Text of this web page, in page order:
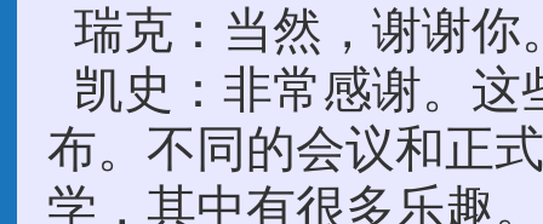
瑞克：当然，谢谢你
凯史：非常感谢。这些图片未来将在网站上公布。不同的会议和正式会议。我们开始用灵魂来教学，其中有很多乐趣。很多人已经开始寻找，想知道如何以及在哪里可以找到，并且他们开始测试他们自己的…我们所说的，他们自己的强度，他们自己的潜力，并且理解得越来越多，这样，把受到的教育变成他们内在的知识，他们就可以实现它。并且…一些人正在努力进一步了解他们自身、肉体和灵魂以及它们的结构的运作方式。我们看到的，以及过去在其他地方看到的，就是，你们中的一些人会开始看到，你的身体的场体与其他人互动。你会看到，开始互动去控制你自己身体的维度。你可以用这些教学来控制很多东西，但是，这需要对肉体有很多理解，当我坐在这里与本杰明和其他人聊天的时候，在这个区域，有很多东西。这里似乎有，这是一种，巨大的需要……需求或…重新定义物理界的很多东西。作为一个物理学家，作为某些世界上知道一点原子核结构的人，我认为这是我们作为科学家的责任，去打开这书本，重新定义很多东西。我所说的这个“知识”把我们带到这里，可以带到正确的道路上。有一件事是，我看到很多人都对等离子体产生疑问，当你对等离子体有问题时，你无法控制它，你不能理解它，然后你就不能理解它的运作。它需要很多……很多……知识的更深入的披露。像我们这样的科学家必须能够在著作里正确的解释它。但是谬论根深蒂固，很难改变。如果你回到前几天的教学，几个星期前，上周，我们以鱼为例来解释这种情况，那如同很多细胞共同聚集在一起，他们产生了人的灵魂，而我们第一次明白，当一群…鸟类，或鱼群。它们来到同样的点。他们不再是他们的肉体了，是他们灵魂的联合体，创造了一个新的维度，这里变成其他物种或鱼群的中心，…去作出反应。他它们不需要和任何东西说话。一瞬间，恐惧被一条鱼感觉到，例如，有一条鲸鱼，然后它直接传送到中心灵魂，于是每个个体都能感觉到它。这就是它的工作原理。所以，如果你理解了这个，并且你理解，这也是你的灵魂的运作方式，然后你可以看到任何一点的情感，反映了与其他身体组织的互动。但是我们错过了一些东西，也许我们必须更深入研究，它的下一阶段。看看人类的身与心是怎样的。看看其智力，偏离，再偏离是如何产生的。我们称之为“鱼群”，我们称之为“鸟群”。在人类种族中，我们把它叫做一个“城市”，一个村庄,一个小镇。这是同样的过程，当我们把这么多灵魂聚集在一起时，那么多的灵魂在城市、村庄以及不管甚么有限的空间里，我们做着和鱼一样的事情，如同鱼群或鸟群。所以，这就是为什么我们看到以不同的方式进化和发展的原因。我们知道，现在我们更加理解，为什么每个城市，城镇或村庄的居民都有一种特殊的气质，因为现在它们和鸟群，鱼群是一样的。一种情绪，一种行为，反映在灵魂中，因为我们住在不同的房子不同的房间里，也许隔两条街，10条街，这没什么区别，我们创造了母亲灵魂，城市的母亲灵魂，反映在全体居民的行为上。现在我们更加理解了人类的社会心理学。因为这是很重要的。为什么这对我们很重要，那就是，当我们进入深空，我们就成为来自宇宙不同维度的更大群体灵魂的一部分。造物主所造之物的不同种族。那么，我们的整个灵魂会发生什么呢?我们会成为它的一部分。我们成为宇宙灵魂的本质部分。那么，我们如何通过我们的灵魂与这些人互动呢?这些是发展，这些是我们必须去深入理解的阶段。当我们成为宇宙共同体的一部分。当我们离开地球村的时候，然后我们成为另一个村庄、另一个团体的一部分，我们承载着这个星球的灵魂，因为与这个行星的关系，它与我们相连结。我们会有说西班牙语的感觉吗?或者我们会把法语的感觉带到太空中吗?或者，我们是否承载着中国人的灵魂?或者当我们成为宇宙理事会时，作为一个整体，我们携带着整体性的一部分。现在你知道了更多，为什么我们要这样设置。当我们进入深空时，我们变成了群的一部分，另一个城市，但却是在宇宙的维度。然后，我们如何反映他们对我们的情感。到我们，通过我们到这个星球上的人，到我们所来自的城市和语言，再加上通用语言，使这颗行星的其余部分都能接收到这个宇宙的知识?宇宙中没有书籍，没有互联网，没有电子书。宇宙的知识是通过人的灵魂传递的，造物主的灵魂，到受造物的灵魂。瞬间的。这是我上周讲的其中一个原因。零时差通信，信息传递。因为。我们必须张开眼睛看清真相。对我们开放的维度。因为，如果我们不这样做，当它经过我们的时候，我们会视而不见,我们错过了很多。所以，现在你越来越了解，为什么我们要组织宇宙理事会，教学和其他的东西都指向那个方向。然后，我们建立的这些理事会的重要性，它会与之融合。知识不会停留在一个地方，也不需要专利。因为，当一头鲸鱼在一个角落接触到100万条鱼时，他会感觉到它，通过连接到他的中心灵魂，其余的人感觉得到，他们采取行动，保护肉体。所以我们也应当这样。所以，这就是知识。如果一个人找到了食物，其余的人就会跟随他。因为这样，它会通过它的灵魂知道，“这就是食物所在的地方。”然后，这个知识是一样的。人类的知识，通过宇宙共同体的开放，变得如此扩展，如此迅速。这对今天的人来说是不可想象的。在过去的几天里，我很高兴与…………加纳工厂的工人之一，当我在那里的时候，有一个年轻的男孩，核物理大师。他向我走来。我站在那里看着一场大雨落下。…他走到我面前说:“凯史先生，我有个问题。”“我听你的教学，我听了很多……”我开始听和读。你说的这个宇宙社区是什么?地球委员会是什么?宇宙委员会是什么?你能给我们解释一下吗?因为，我们在这里看不到。”我向他解释，然后他说，“你知道你一年半前到这里来的时候吗?…你在第一次教学告诉我们的第一件事情?”我们想，“哦，随便吧。”“一年半以后，我就站在这个工厂的这里，我看到它了。”“你……你可以看到它，我们不能，但现在我明白了。”“你告诉我们的某些事情，无论你告诉我们什么，它已经成形了，它正在到来。”他说，“我想成为其中的一份子，而不是这个。”这就是知识的真谛。我们……我们传播这个知识而这个知识，必须被人的灵魂接受，而不是被人的耳朵接受。然后，我们才能更进一步地了解这个知识。我们必须懂得如何沟通。我们一直在建造机器，系统进行零时差通讯，缩短了卫星与地球之间的通信的时间，或者不管我们送去什么东西。但是，我们忘记了我们有一条最快捷的通信线路，根据距离，我们用更高强度的……人的灵魂场体的力量，随时进行零时差通讯。而这就是……我们必须明白的。这就是沟通，这就是结构。但是，我们不理解这些事情的原因之一是，因为教学，教学的基础就在错误的道路上。我说了很多次，“我希望簿记员仍是一个簿记员。”对物理学界以及人类的其他知识造成更大破坏的科学家之一，就是爱因斯坦。因为，他从来没有理解，他只看数字，他没有得到本质。像特斯拉这样的人理解本质，但他们无法锚定它，他们也无法连接它。特斯拉是一个科学家，是一个真正科学的人，是科学的信使。但是，像爱因斯坦这样的人，他们只是麻烦制造者，他从来没有理解和创造更多。并且因为他们所来之处，使他们声名远扬。以便使他们把更多的欺骗与错误的讯息，释放到社会层面。这些事情必须被纠正。但是现在了解新的维度、新的理解的科学家们，其中之一，我给本杰明解释的。本杰明是一位非常高级的科学家，他是有管理硕士学位，并且，在你所谓的，世界原子能组织的部门中……他本来会在那里发展的……但我们很幸运，他没去那里。但是，当这些人问问题的时候，他们向你询问有关物理学知识的深度问题。我试图去解释，而他试图告诉我的，我越来越明白，这些知识是不正确的。那些被推出的知识，是如此的谬误，我们已经接受了它，但却无法改变它。并且，由于这些错误的信息，我们无法理解等离子体的工作，从而可能去触及到我们的灵魂。因为，我们已经接受了某些教条,某种错误的知识，它已经根植于我们的思想中。“我们怎么能说这是假的呢?”“我们既然接受了一种错误的信息，我们怎么能接受新的呢?”这就是问题所在，就像光速是物质运动的极限速度。就欺骗了70亿人，不管你是否具有科学素养。全都因为一个愚蠢的人，一个从不明白道理的人。并且，什么都不是却声名远扬。他们在波斯语中说，我们有一个非常美丽的说法。它说，“一个疯子，一个精神错乱的人，把一块石头扔进水井里。而这需要40个知识渊博的人，去搬走那块石头，以便成为可以使用的水井。”这就是……他们所做的损害。这是我们必须理解的，而我们必须去，用某种方式把事情纠正过来。你们物理界大多数人的观点之一，如果你能理解的话，是必须对任何系统在原子结构的层面作出解释。你们都不是核物理学家，我们当中没任何人，做这些非常精细的事情，但是当我们在学校的时候，都阅读过一些东西，或被告知，或我们以为我们了解。让我们回到起点…… 教学的起源，你就知道，在很多方面，物理学是错的。在某种程度上，我们负有部分责任，因为科学家制造了某些让我们容易理解的观点，而它变得如此简单，以至于它变成了虚假的。我要回头讲的一件事，因为这必须要理解，是在原子核子的结构中，我们所相信的是，一个电子，一个质子，组成了我们所说的’氢原子’。然后他们告诉我们，一个 - “如果你把……”我必须增加这个的厚度，你们才看得到它。“如果你把一个电子，一个质子和一个中子放在一起，你能制造出任何东西”，只是名字不同。然后，他们告诉我们同样的事情，“如果你把四个这个放在一起，以及两个这个放在一起，会产生氦气。”然后他们告诉你，“OK，你有一百个这个，你有50或40个电子，会做出什麽的原子“，不管什麽。但是，当我们要看到它的实体，他们会告诉你同样的事。“你只要把一定数量的那些东西放在那裡。”并且，我们如何能看到它呢，也许用一些小圆点，在这裡代表“电子”。如果你这样看，我们会得到所有东西是一样大小的假像。然后，你不理解这个问题所在。实际上，当我们，如果我们有一个质子和一个电子……这就是我们。但是，当我们来到氘，或多或少，这是真实的图像，看看它的大小。然后，当你来到氦…是这个大小。现在,为什么?这里他们只给了我们点点点，因为他们无法解释。这裡，我们知道这裡的物质有磁场。而这些磁场必须取得平衡。现在讲得通了，我们明白了真相。并且，瑞克已经给我们展示了很多次。我们一放入磁铁的那一刻，空间距离就开始了。(电话响了在背景)这是你现在了解到的问题。如果你加入，例如CH3，现在有3个氢在那裡，根据这个教学，会有碳在这裡。但它并没有发生。当你进入到CH3的一个新的层面， 现在它是全然不同的。因为，现在我们知道需要有空间间隙。然后，会发生什麽呢？这变成了氢，一个在那裡，这个氢，在这裡，这个氢，在那裡。这裡的某处，是碳的总质量。然后你能在物质状态的空间里，看到大小。在等离子体的状态下， 本质会努力锁定在不同的强度。物质状态与等离子体状态的不同在于…… 在等离子体状态， 能量在等离子体结构的内部聚集，产生了一个截然不同的，小的尺寸偏差。在物质状态下， 当你进入化学链，是完然不同的。现在，你看到…..这是CH3的等离子体， 这是氧化铜的等离子体。然后你明白，